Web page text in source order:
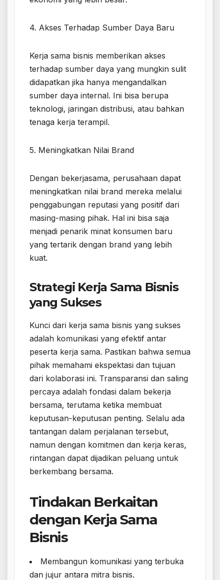
4. Akses Terhadap Sumber Daya Baru
Kerja sama bisnis memberikan akses
terhadap sumber daya yang mungkin sulit
didapatkan jika hanya mengandalkan
sumber daya internal. Ini bisa berupa
teknologi, jaringan distribusi, atau bahkan
tenaga kerja terampil.
5. Meningkatkan Nilai Brand
Dengan bekerjasama, perusahaan dapat
meningkatkan nilai brand mereka melalui
penggabungan reputasi yang positif dari
masing-masing pihak. Hal ini bisa saja
menjadi penarik minat konsumen baru
yang tertarik dengan brand yang lebih
kuat.
Strategi Kerja Sama Bisnis
yang Sukses
Kunci dari kerja sama bisnis yang sukses
adalah komunikasi yang efektif antar
peserta kerja sama. Pastikan bahwa semua
pihak memahami ekspektasi dan tujuan
dari kolaborasi ini. Transparansi dan saling
percaya adalah fondasi dalam bekerja
bersama, terutama ketika membuat
keputusan-keputusan penting. Selalu ada
tantangan dalam perjalanan tersebut,
namun dengan komitmen dan kerja keras,
rintangan dapat dijadikan peluang untuk
berkembang bersama.
Tindakan Berkaitan
dengan Kerja Sama
Bisnis
Membangun komunikasi yang terbuka
dan jujur antara mitra bisnis.